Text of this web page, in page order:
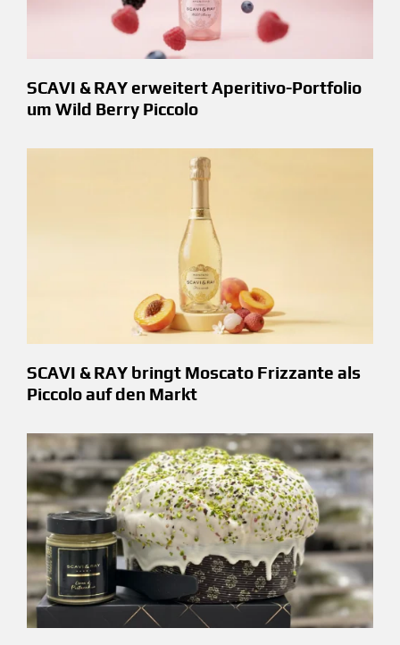
SCAVI & RAY erweitert Aperitivo-Portfolio
um Wild Berry Piccolo
SCAVI & RAY bringt Moscato Frizzante als
Piccolo auf den Markt